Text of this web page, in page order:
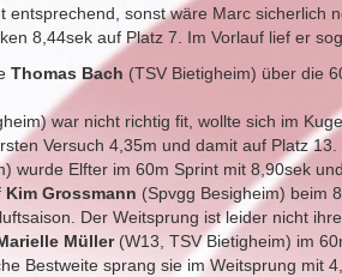
entsprechend, sonst wäre Marc sicherlich
8,44sek auf Platz 7. Im Vorlauf lief er
Thomas Bach (TSV Bietigheim) über die
war nicht richtig fit, wollte sich im
Versuch 4,35m und damit auf Platz 13.
wurde Elfter im 60m Sprint mit 8,90sek
Kim Grossmann (Spvgg Besigheim) beim
Der Weitsprung ist leider nicht
Müller (W13, TSV Bietigheim) im
Bestweite sprang sie im Weitsprung mit